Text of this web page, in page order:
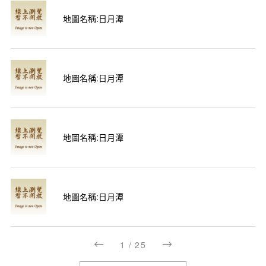
地圖名稱:日月潭
地圖名稱:日月潭
地圖名稱:日月潭
地圖名稱:日月潭
1 /25